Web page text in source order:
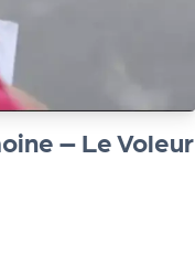
– Le Voleur